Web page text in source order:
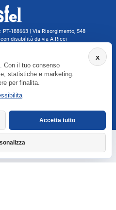
PT-188663 | Via Risorgimento, 548
disabilità da via A.Ricci
privacy
iscritta a Formatemp
x
Con il tuo consenso
statistiche e marketing.
per finalita.
Accetta tutto